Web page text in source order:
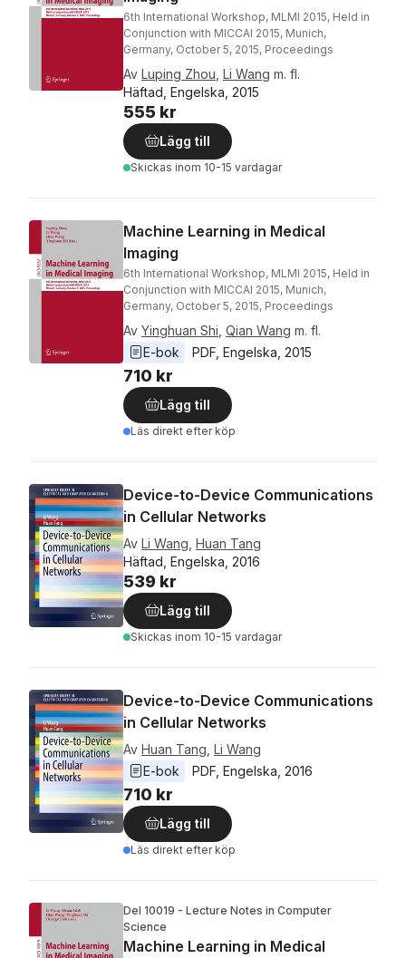
6th International Workshop, MLMI 2015, Held in
Conjunction with MICCAI 2015, Munich,
Germany, October 5, 2015, Proceedings
Av Luping Zhou Li Wang m. fl.
Häftad, Engelska, 2015
555 kr
Lägg till
Skickas inom 10-15 vardagar
Machine Learning in Medical
Imaging
6th International Workshop, MLMI 2015, Held in
Conjunction with MICCAI 2015, Munich,
Germany, October 5, 2015, Proceedings
Av Yinghuan Shi Qian Wang m. fl.
E-bok
PDF Engelska 2015
710 kr
Lägg till
Läs direkt efter köp
Device-to-Device Communications
in Cellular Networks
Av Li Wang Huan Tang
Häftad, Engelska, 2016
539 kr
Lägg till
Skickas inom 10-15 vardagar
Device-to-Device Communications
in Cellular Networks
Av Huan Tang Li Wang
E-bok
PDF Engelska 2016
710 kr
Lägg till
Läs direkt efter köp
Del 10019 - Lecture Notes in Computer
Science
Machine Learning in Medical